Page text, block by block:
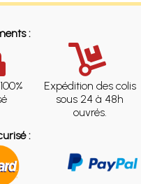
:
Expédition des colis
sous 24 à 48h
ouvrés.
: